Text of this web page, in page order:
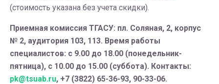
(стоимость указана без учета скидки).
Приемная комиссия ТГАСУ: пл. Соляная, 2, корпус
№ 2, аудитория 103, 113. Время работы
специалистов: с 9.00 до 18.00 (понедельник-
пятница), с 10.00 до 15.00 (суббота). Контакты:
pk@tsuab.ru, +7 (3822) 65-36-93, 90-33-06.